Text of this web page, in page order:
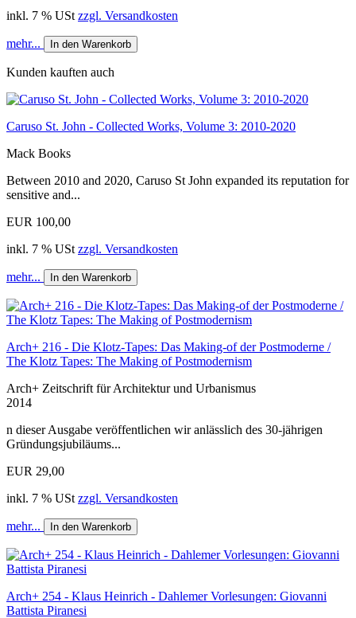
inkl. 7 % USt zzgl. Versandkosten
mehr... In den Warenkorb
Kunden kauften auch
Caruso St. John - Collected Works, Volume 3: 2010-2020
Mack Books
Between 2010 and 2020, Caruso St John expanded its reputation for
sensitive and...
EUR 100,00
inkl. 7 % USt zzgl. Versandkosten
mehr... In den Warenkorb
Arch+ 216 - Die Klotz-Tapes: Das Making-of der Postmoderne /
The Klotz Tapes: The Making of Postmodernism
Arch+ Zeitschrift für Architektur und Urbanismus
2014
n dieser Ausgabe veröffentlichen wir anlässlich des 30-jährigen
Gründungsjubiläums...
EUR 29,00
inkl. 7 % USt zzgl. Versandkosten
mehr... In den Warenkorb
Arch+ 254 - Klaus Heinrich - Dahlemer Vorlesungen: Giovanni
Battista Piranesi